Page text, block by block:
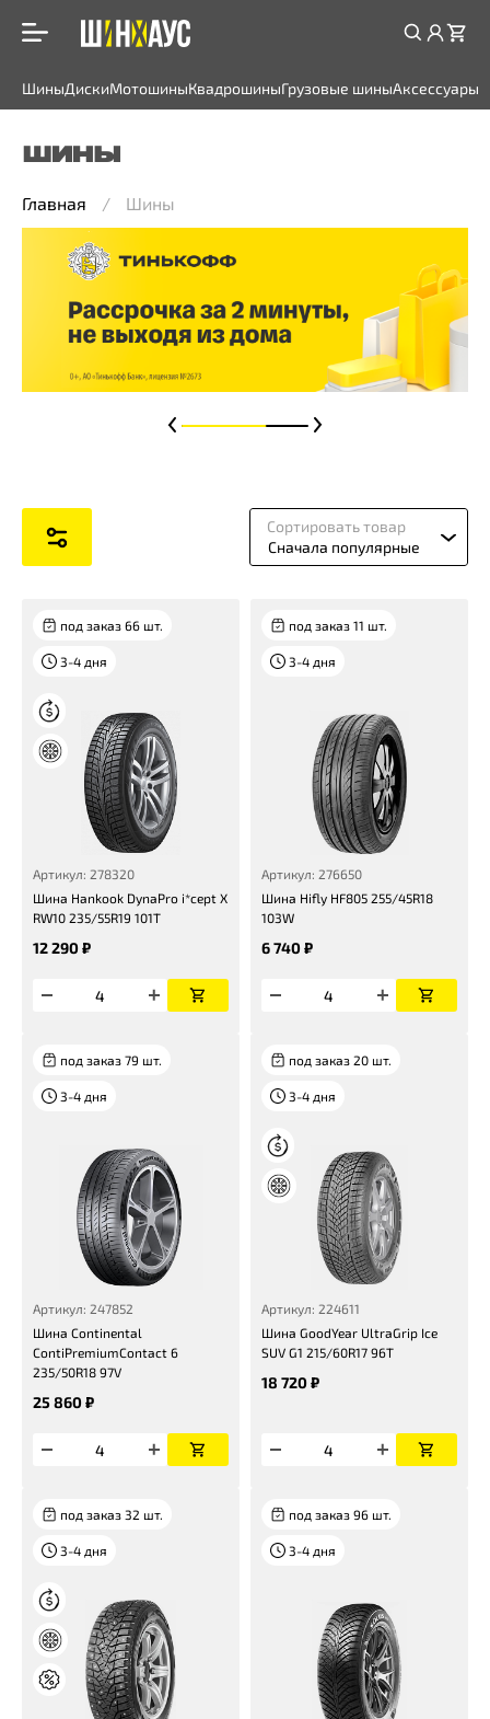
ШиныДискиМотошиныКвадрошиныГрузовые шиныАксессуары
ШИНЫ
Главная Шины
Сортировать товар
Сначала популярные
под заказ 66 шт.
3-4 дня
Артикул: 278320
Шина Hankook DynaPro i*cept X
RW10 235/55R19 101T
12 290 ₽
под заказ 11 шт.
3-4 дня
Артикул: 276650
Шина Hifly HF805 255/45R18
103W
6 740 ₽
под заказ 79 шт.
3-4 дня
Артикул: 247852
Шина Continental
ContiPremiumContact 6
235/50R18 97V
25 860 ₽
под заказ 20 шт.
3-4 дня
Артикул: 224611
Шина GoodYear UltraGrip Ice
SUV G1 215/60R17 96T
18 720 ₽
под заказ 32 шт.
3-4 дня
под заказ 96 шт.
3-4 дня